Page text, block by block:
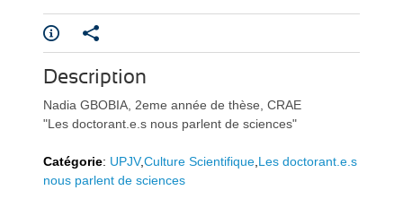
e
e
Description
Nadia GBOBIA, 2eme année de thèse, CRAE
"Les doctorant.e.s nous parlent de sciences"
Catégorie: UPJV,Culture Scientifique Les doctorant.e.s
nous parlent de sciences